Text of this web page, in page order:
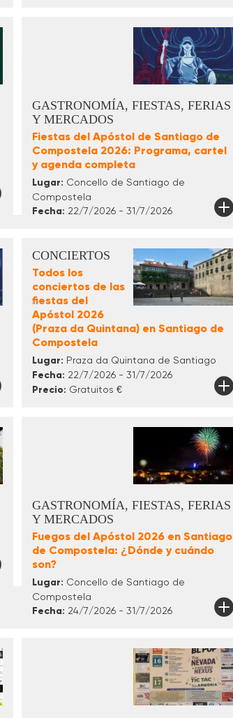
GASTRONOMÍA, FIESTAS, FERIAS
Y MERCADOS
Fiestas del Apóstol de Santiago de
Compostela 2026: Programa, cartel
y agenda completa
Lugar: Concello de Santiago de
Compostela
Fecha: 22/7/2026 - 31/7/2026
CONCIERTOS
Todos los
conciertos de las
fiestas del
Apóstol 2026
(Praza da Quintana) en Santiago de
Compostela
Lugar: Praza da Quintana de Santiago
Fecha: 22/7/2026 - 31/7/2026
Precio: Gratuitos €
GASTRONOMÍA, FIESTAS, FERIAS
Y MERCADOS
Fuegos del Apóstol 2026 en Santiago
de Compostela: ¿Dónde y cuándo
son?
Lugar: Concello de Santiago de
Compostela
Fecha: 24/7/2026 - 31/7/2026